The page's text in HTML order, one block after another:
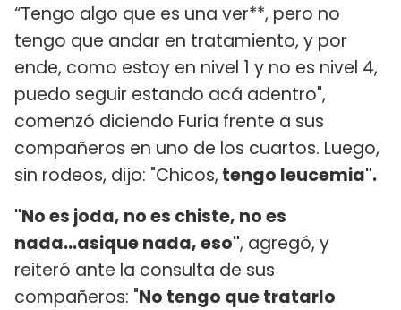
“Tengo algo que es una ver**, pero no
tengo que andar en tratamiento, y por
ende, como estoy en nivel 1 y no es nivel 4,
puedo seguir estando acá adentro",
comenzó diciendo Furia frente a sus
compañeros en uno de los cuartos. Luego,
sin rodeos, dijo: "Chicos, tengo leucemia".
"No es joda, no es chiste, no es
nada...asique nada, eso", agregó, y
reiteró ante la consulta de sus
compañeros: "No tengo que tratarlo